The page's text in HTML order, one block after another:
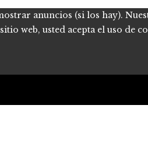
anuncios (si los hay).
web, usted acepta el uso de